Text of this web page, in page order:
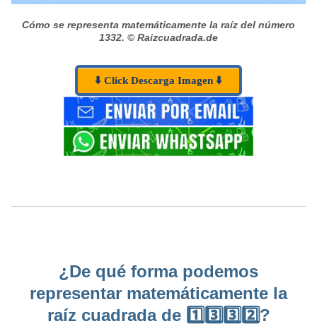
Cómo se representa matemáticamente la raíz del número
1332. © Raizcuadrada.de
⬇️ Click Descarga Imagen ⬇️
¿De qué forma podemos
representar matemáticamente la
raíz cuadrada de 1️⃣3️⃣3️⃣2️⃣?